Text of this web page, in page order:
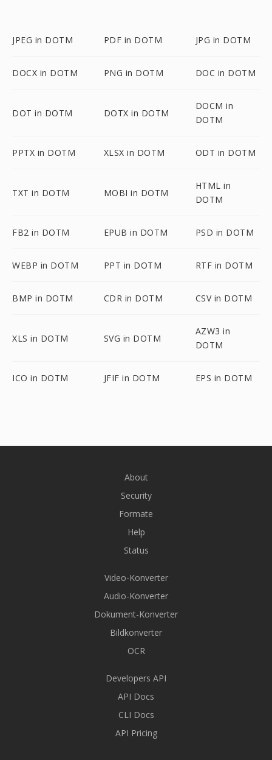
JPEG in DOTM PDF in DOTM JPG in DOTM
DOCX in DOTM PNG in DOTM DOC in DOTM
DOT in DOTM DOTX in DOTM
DOCM in
DOTM
PPTX in DOTM XLSX in DOTM ODT in DOTM
TXT in DOTM MOBI in DOTM
HTML in
DOTM
FB2 in DOTM EPUB in DOTM PSD in DOTM
WEBP in DOTM PPT in DOTM RTF in DOTM
BMP in DOTM CDR in DOTM CSV in DOTM
XLS in DOTM SVG in DOTM
AZW3 in
DOTM
ICO in DOTM JFIF in DOTM EPS in DOTM
About
Security
Formate
Help
Status
Video-Konverter
Audio-Konverter
Dokument-Konverter
Bildkonverter
OCR
Developers API
API Docs
CLI Docs
API Pricing